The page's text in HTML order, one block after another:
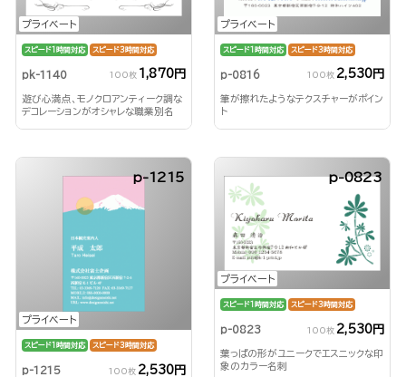
プライベート
スピード1時間対応 スピード3時間対応
pk-1140 100枚 1,870円
遊び心満点、モノクロアンティーク調な
デコレーションがオシャレな職業別名
プライベート
スピード1時間対応 スピード3時間対応
p-0816 100枚 2,530円
筆が擦れたようなテクスチャーがポイン
ト
プライベート
p-1215
スピード1時間対応 スピード3時間対応
p-1215 100枚 2,530円
プライベート
p-0823
スピード1時間対応 スピード3時間対応
p-0823 100枚 2,530円
葉っぱの形がユニークでエスニックな印
象のカラー名刺